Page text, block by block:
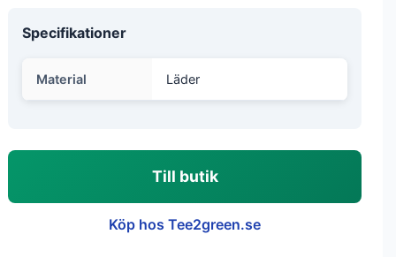
Specifikationer
Material Läder
Till butik
Köp hos Tee2green.se